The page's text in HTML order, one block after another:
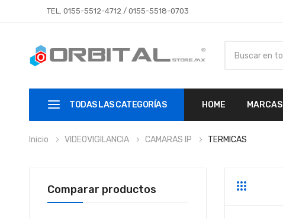
TEL. 0155-5512-4712/ 0155-5518-0703
TODAS LAS CATEGORÍAS HOME MARCAS
Inicio VIDEOVIGILANCIA CAMARAS IP TERMICAS
Parrilla
Comparar productos